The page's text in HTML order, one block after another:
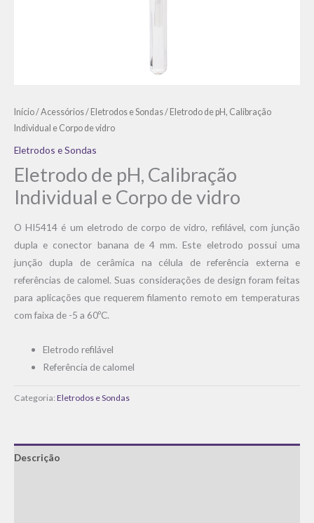
Início/Acessórios/ Eletrodos e Sondas/ Eletrodo de pH, Calibração
Individual e Corpo de vidro
Eletrodos e Sondas
Eletrodo de pH, Calibração
Individual e Corpo de vidro
O HI5414 é um eletrodo de corpo de vidro, refilável, com junção
dupla e conector banana de 4 mm. Este eletrodo possui uma
junção dupla de cerâmica na célula de referência externa e
referências de calomel. Suas considerações de design foram feitas
para aplicações que requerem filamento remoto em temperaturas
com faixa de -5 a 60ºC.
Eletrodo refilável
Referência de calomel
Categoria: Eletrodos e Sondas
Descrição